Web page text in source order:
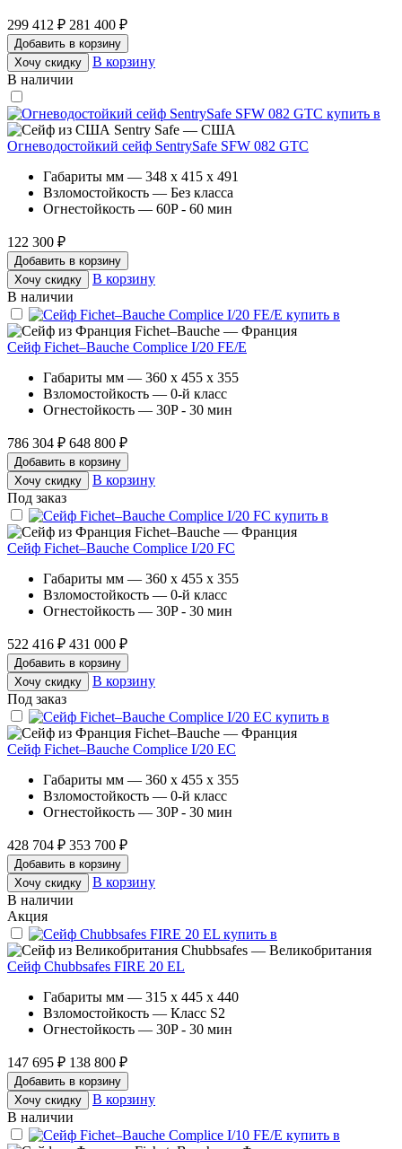
299 412 ₽ 281 400 ₽
Добавить в корзину
Хочу скидку
В корзину
В наличии
Sentry Safe — США
Огневодостойкий сейф SentrySafe SFW 082 GTC
Габариты мм — 348 x 415 x 491
Взломостойкость — Без класса
Огнестойкость — 60P - 60 мин
122 300 ₽
Добавить в корзину
Хочу скидку
В корзину
В наличии
Fichet–Bauche — Франция
Сейф Fichet–Bauche Complice I/20 FE/E
Габариты мм — 360 x 455 x 355
Взломостойкость — 0-й класс
Огнестойкость — 30P - 30 мин
786 304 ₽ 648 800 ₽
Добавить в корзину
Хочу скидку
В корзину
Под заказ
Fichet–Bauche — Франция
Сейф Fichet–Bauche Complice I/20 FC
Габариты мм — 360 x 455 x 355
Взломостойкость — 0-й класс
Огнестойкость — 30P - 30 мин
522 416 ₽ 431 000 ₽
Добавить в корзину
Хочу скидку
В корзину
Под заказ
Fichet–Bauche — Франция
Сейф Fichet–Bauche Complice I/20 EC
Габариты мм — 360 x 455 x 355
Взломостойкость — 0-й класс
Огнестойкость — 30P - 30 мин
428 704 ₽ 353 700 ₽
Добавить в корзину
Хочу скидку
В корзину
В наличии
Акция
Chubbsafes — Великобритания
Сейф Chubbsafes FIRE 20 EL
Габариты мм — 315 x 445 x 440
Взломостойкость — Класс S2
Огнестойкость — 30P - 30 мин
147 695 ₽ 138 800 ₽
Добавить в корзину
Хочу скидку
В корзину
В наличии